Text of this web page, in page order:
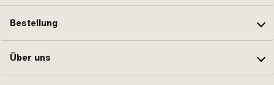
Bestellung
Über uns